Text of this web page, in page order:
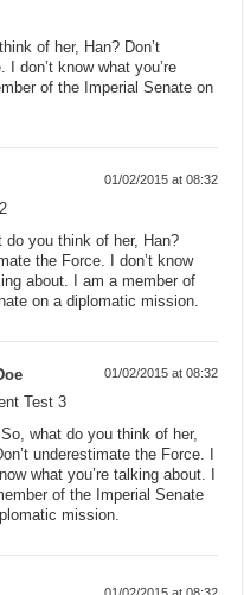
of her, Han? Don’t
don’t know what you’re
of the Imperial Senate on
01/02/2015 at 08:32
do you think of her, Han?
the Force. I don’t know
about. I am a member of
on a diplomatic mission.
01/02/2015 at 08:32
Test 3
So, what do you think of her,
underestimate the Force. I
what you’re talking about. I
of the Imperial Senate
mission.